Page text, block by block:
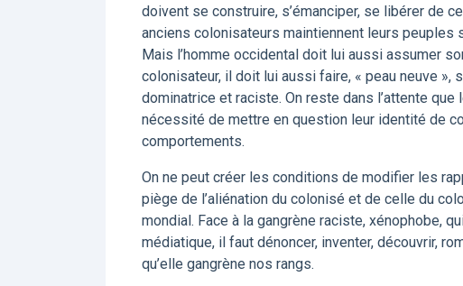
doivent se construire, s’émanciper, se libérer de
anciens colonisateurs maintiennent leurs
Mais l’homme occidental doit lui aussi assumer
colonisateur, il doit lui aussi faire, « peau neuve
dominatrice et raciste. On reste dans l’attente
nécessité de mettre en question leur identité de
comportements.
On ne peut créer les conditions de modifier les
piège de l’aliénation du colonisé et de celle du
mondial. Face à la gangrène raciste, xénophobe,
médiatique, il faut dénoncer, inventer, découvrir,
qu’elle gangrène nos rangs.